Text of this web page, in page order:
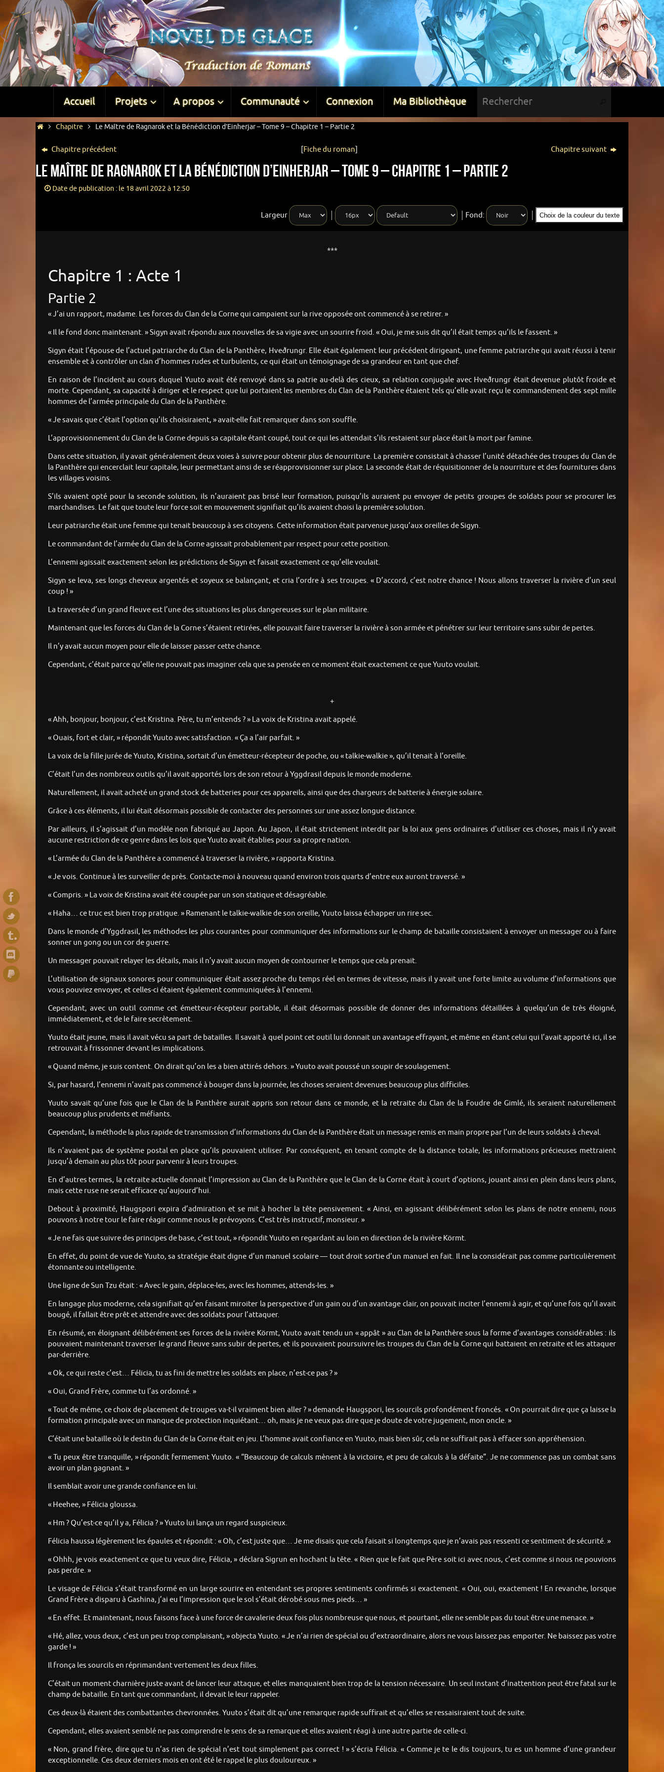
Accueil Projets A propos Communauté Connexion Ma Bibliothèque
Chapitre Le Maître de Ragnarok et la Bénédiction d’Einherjar – Tome 9 – Chapitre 1 – Partie 2
Chapitre précédent [Fiche du roman] Chapitre suivant
Le Maître de Ragnarok et la Bénédiction d’Einherjar – Tome 9 – Chapitre 1 – Partie 2
Date de publication : le 18 avril 2022 à 12:50
Largeur Fond: Choix de la couleur du texte
***
Chapitre 1 : Acte 1
Partie 2
« J’ai un rapport, madame. Les forces du Clan de la Corne qui campaient sur la rive opposée ont commencé à se retirer. »
« Il le fond donc maintenant. » Sigyn avait répondu aux nouvelles de sa vigie avec un sourire froid. « Oui, je me suis dit qu’il était temps qu’ils le fassent. »
Sigyn était l’épouse de l’actuel patriarche du Clan de la Panthère, Hveðrungr. Elle était également leur précédent dirigeant, une femme patriarche qui avait réussi à tenir
ensemble et à contrôler un clan d’hommes rudes et turbulents, ce qui était un témoignage de sa grandeur en tant que chef.
En raison de l’incident au cours duquel Yuuto avait été renvoyé dans sa patrie au-delà des cieux, sa relation conjugale avec Hveðrungr était devenue plutôt froide et
morte. Cependant, sa capacité à diriger et le respect que lui portaient les membres du Clan de la Panthère étaient tels qu’elle avait reçu le commandement des sept mille
hommes de l’armée principale du Clan de la Panthère.
« Je savais que c’était l’option qu’ils choisiraient, » avait-elle fait remarquer dans son souffle.
L’approvisionnement du Clan de la Corne depuis sa capitale étant coupé, tout ce qui les attendait s’ils restaient sur place était la mort par famine.
Dans cette situation, il y avait généralement deux voies à suivre pour obtenir plus de nourriture. La première consistait à chasser l’unité détachée des troupes du Clan de
la Panthère qui encerclait leur capitale, leur permettant ainsi de se réapprovisionner sur place. La seconde était de réquisitionner de la nourriture et des fournitures dans
les villages voisins.
S’ils avaient opté pour la seconde solution, ils n’auraient pas brisé leur formation, puisqu’ils auraient pu envoyer de petits groupes de soldats pour se procurer les
marchandises. Le fait que toute leur force soit en mouvement signifiait qu’ils avaient choisi la première solution.
Leur patriarche était une femme qui tenait beaucoup à ses citoyens. Cette information était parvenue jusqu’aux oreilles de Sigyn.
Le commandant de l’armée du Clan de la Corne agissait probablement par respect pour cette position.
L’ennemi agissait exactement selon les prédictions de Sigyn et faisait exactement ce qu’elle voulait.
Sigyn se leva, ses longs cheveux argentés et soyeux se balançant, et cria l’ordre à ses troupes. « D’accord, c’est notre chance ! Nous allons traverser la rivière d’un seul
coup ! »
La traversée d’un grand fleuve est l’une des situations les plus dangereuses sur le plan militaire.
Maintenant que les forces du Clan de la Corne s’étaient retirées, elle pouvait faire traverser la rivière à son armée et pénétrer sur leur territoire sans subir de pertes.
Il n’y avait aucun moyen pour elle de laisser passer cette chance.
Cependant, c’était parce qu’elle ne pouvait pas imaginer cela que sa pensée en ce moment était exactement ce que Yuuto voulait.
+
« Ahh, bonjour, bonjour, c’est Kristina. Père, tu m’entends ? » La voix de Kristina avait appelé.
« Ouais, fort et clair, » répondit Yuuto avec satisfaction. « Ça a l’air parfait. »
La voix de la fille jurée de Yuuto, Kristina, sortait d’un émetteur-récepteur de poche, ou « talkie-walkie », qu’il tenait à l’oreille.
C’était l’un des nombreux outils qu’il avait apportés lors de son retour à Yggdrasil depuis le monde moderne.
Naturellement, il avait acheté un grand stock de batteries pour ces appareils, ainsi que des chargeurs de batterie à énergie solaire.
Grâce à ces éléments, il lui était désormais possible de contacter des personnes sur une assez longue distance.
Par ailleurs, il s’agissait d’un modèle non fabriqué au Japon. Au Japon, il était strictement interdit par la loi aux gens ordinaires d’utiliser ces choses, mais il n’y avait
aucune restriction de ce genre dans les lois que Yuuto avait établies pour sa propre nation.
« L’armée du Clan de la Panthère a commencé à traverser la rivière, » rapporta Kristina.
« Je vois. Continue à les surveiller de près. Contacte-moi à nouveau quand environ trois quarts d’entre eux auront traversé. »
« Compris. » La voix de Kristina avait été coupée par un son statique et désagréable.
« Haha… ce truc est bien trop pratique. » Ramenant le talkie-walkie de son oreille, Yuuto laissa échapper un rire sec.
Dans le monde d’Yggdrasil, les méthodes les plus courantes pour communiquer des informations sur le champ de bataille consistaient à envoyer un messager ou à faire
sonner un gong ou un cor de guerre.
Un messager pouvait relayer les détails, mais il n’y avait aucun moyen de contourner le temps que cela prenait.
L’utilisation de signaux sonores pour communiquer était assez proche du temps réel en termes de vitesse, mais il y avait une forte limite au volume d’informations que
vous pouviez envoyer, et celles-ci étaient également communiquées à l’ennemi.
Cependant, avec un outil comme cet émetteur-récepteur portable, il était désormais possible de donner des informations détaillées à quelqu’un de très éloigné,
immédiatement, et de le faire secrètement.
Yuuto était jeune, mais il avait vécu sa part de batailles. Il savait à quel point cet outil lui donnait un avantage effrayant, et même en étant celui qui l’avait apporté ici, il se
retrouvait à frissonner devant les implications.
« Quand même, je suis content. On dirait qu’on les a bien attirés dehors. » Yuuto avait poussé un soupir de soulagement.
Si, par hasard, l’ennemi n’avait pas commencé à bouger dans la journée, les choses seraient devenues beaucoup plus difficiles.
Yuuto savait qu’une fois que le Clan de la Panthère aurait appris son retour dans ce monde, et la retraite du Clan de la Foudre de Gimlé, ils seraient naturellement
beaucoup plus prudents et méfiants.
Cependant, la méthode la plus rapide de transmission d’informations du Clan de la Panthère était un message remis en main propre par l’un de leurs soldats à cheval.
Ils n’avaient pas de système postal en place qu’ils pouvaient utiliser. Par conséquent, en tenant compte de la distance totale, les informations précieuses mettraient
jusqu’à demain au plus tôt pour parvenir à leurs troupes.
En d’autres termes, la retraite actuelle donnait l’impression au Clan de la Panthère que le Clan de la Corne était à court d’options, jouant ainsi en plein dans leurs plans,
mais cette ruse ne serait efficace qu’aujourd’hui.
Debout à proximité, Haugspori expira d’admiration et se mit à hocher la tête pensivement. « Ainsi, en agissant délibérément selon les plans de notre ennemi, nous
pouvons à notre tour le faire réagir comme nous le prévoyons. C’est très instructif, monsieur. »
« Je ne fais que suivre des principes de base, c’est tout, » répondit Yuuto en regardant au loin en direction de la rivière Körmt.
En effet, du point de vue de Yuuto, sa stratégie était digne d’un manuel scolaire — tout droit sortie d’un manuel en fait. Il ne la considérait pas comme particulièrement
étonnante ou intelligente.
Une ligne de Sun Tzu était : « Avec le gain, déplace-les, avec les hommes, attends-les. »
En langage plus moderne, cela signifiait qu’en faisant miroiter la perspective d’un gain ou d’un avantage clair, on pouvait inciter l’ennemi à agir, et qu’une fois qu’il avait
bougé, il fallait être prêt et attendre avec des soldats pour l’attaquer.
En résumé, en éloignant délibérément ses forces de la rivière Körmt, Yuuto avait tendu un « appât » au Clan de la Panthère sous la forme d’avantages considérables : ils
pouvaient maintenant traverser le grand fleuve sans subir de pertes, et ils pouvaient poursuivre les troupes du Clan de la Corne qui battaient en retraite et les attaquer
par-derrière.
« Ok, ce qui reste c’est… Félicia, tu as fini de mettre les soldats en place, n’est-ce pas ? »
« Oui, Grand Frère, comme tu l’as ordonné. »
« Tout de même, ce choix de placement de troupes va-t-il vraiment bien aller ? » demande Haugspori, les sourcils profondément froncés. « On pourrait dire que ça laisse la
formation principale avec un manque de protection inquiétant… oh, mais je ne veux pas dire que je doute de votre jugement, mon oncle. »
C’était une bataille où le destin du Clan de la Corne était en jeu. L’homme avait confiance en Yuuto, mais bien sûr, cela ne suffirait pas à effacer son appréhension.
« Tu peux être tranquille, » répondit fermement Yuuto. « “Beaucoup de calculs mènent à la victoire, et peu de calculs à la défaite”. Je ne commence pas un combat sans
avoir un plan gagnant. »
Il semblait avoir une grande confiance en lui.
« Heehee, » Félicia gloussa.
« Hm ? Qu’est-ce qu’il y a, Félicia ? » Yuuto lui lança un regard suspicieux.
Félicia haussa légèrement les épaules et répondit : « Oh, c’est juste que… Je me disais que cela faisait si longtemps que je n’avais pas ressenti ce sentiment de sécurité. »
« Ohhh, je vois exactement ce que tu veux dire, Félicia, » déclara Sigrun en hochant la tête. « Rien que le fait que Père soit ici avec nous, c’est comme si nous ne pouvions
pas perdre. »
Le visage de Félicia s’était transformé en un large sourire en entendant ses propres sentiments confirmés si exactement. « Oui, oui, exactement ! En revanche, lorsque
Grand Frère a disparu à Gashina, j’ai eu l’impression que le sol s’était dérobé sous mes pieds… »
« En effet. Et maintenant, nous faisons face à une force de cavalerie deux fois plus nombreuse que nous, et pourtant, elle ne semble pas du tout être une menace. »
« Hé, allez, vous deux, c’est un peu trop complaisant, » objecta Yuuto. « Je n’ai rien de spécial ou d’extraordinaire, alors ne vous laissez pas emporter. Ne baissez pas votre
garde ! »
Il fronça les sourcils en réprimandant vertement les deux filles.
C’était un moment charnière juste avant de lancer leur attaque, et elles manquaient bien trop de la tension nécessaire. Un seul instant d’inattention peut être fatal sur le
champ de bataille. En tant que commandant, il devait le leur rappeler.
Ces deux-là étaient des combattantes chevronnées. Yuuto s’était dit qu’une remarque rapide suffirait et qu’elles se ressaisiraient tout de suite.
Cependant, elles avaient semblé ne pas comprendre le sens de sa remarque et elles avaient réagi à une autre partie de celle-ci.
« Non, grand frère, dire que tu n’as rien de spécial n’est tout simplement pas correct ! » s’écria Félicia. « Comme je te le dis toujours, tu es un homme d’une grandeur
exceptionnelle. Ces deux derniers mois en ont été le rappel le plus douloureux. »